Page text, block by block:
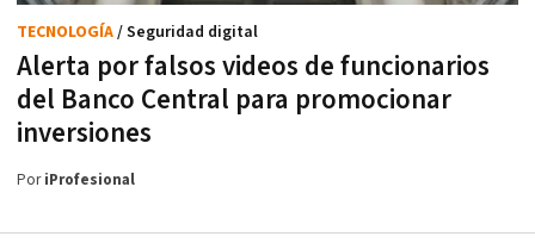
Alerta por falsos videos de funcionarios
del Banco Central para promocionar
inversiones
TECNOLOGÍA/ Seguridad digital
PoriProfesional